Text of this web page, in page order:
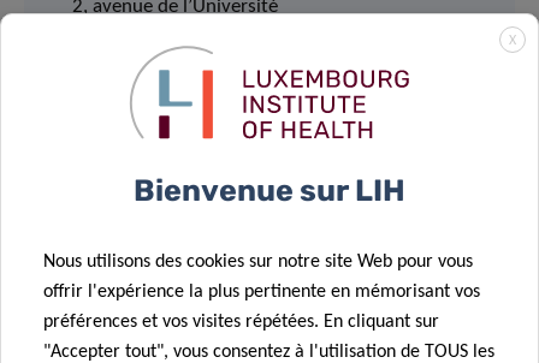
2, avenue de l’Université
LECTURE: 11:00am – 12:00pm
sending an email tomichelle.roderes@lih.lu
X
Bienvenue sur LIH
Nous utilisons des cookies sur notre site Web pour vous
offrir l'expérience la plus pertinente en mémorisant vos
préférences et vos visites répétées. En cliquant sur
"Accepter tout", vous consentez à l'utilisation de TOUS les